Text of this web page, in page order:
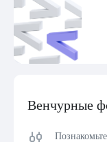
Венчурные